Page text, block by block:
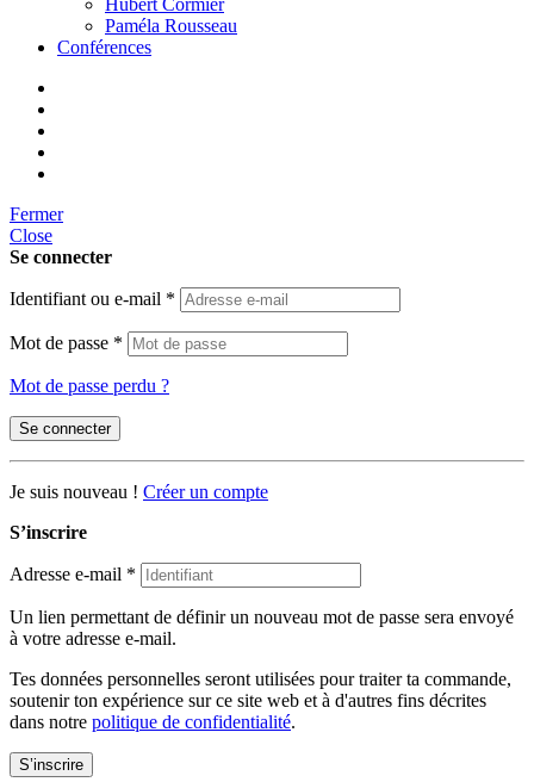
Hubert Cormier
Paméla Rousseau
Conférences
Fermer
Close
Se connecter
Identifiant ou e-mail *
Mot de passe *
Mot de passe perdu ?
Se connecter
Je suis nouveau ! Créer un compte
S’inscrire
Adresse e-mail *
Un lien permettant de définir un nouveau mot de passe sera envoyé
à votre adresse e-mail.
Tes données personnelles seront utilisées pour traiter ta commande,
soutenir ton expérience sur ce site web et à d'autres fins décrites
dans notre politique de confidentialité.
S’inscrire